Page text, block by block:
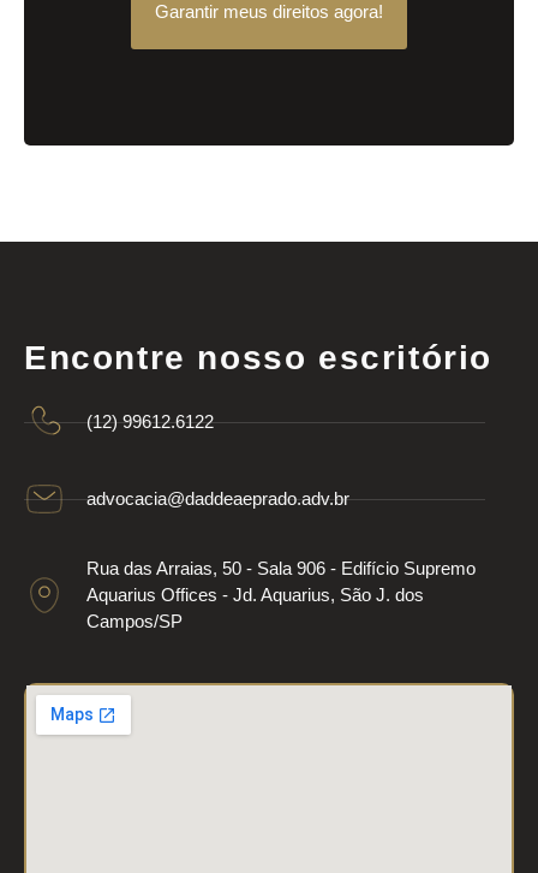
Garantir meus direitos agora!
Encontre nosso escritório
(12) 99612.6122
advocacia@daddeaeprado.adv.br
Rua das Arraias, 50 - Sala 906 - Edifício Supremo
Aquarius Offices - Jd. Aquarius, São J. dos
Campos/SP